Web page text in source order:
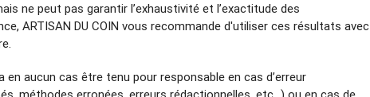
ne peut pas garantir l’exhaustivité et l’exactitude des
ARTISAN DU COIN vous recommande d'utiliser ces résultats avec
en aucun cas être tenu pour responsable en cas d’erreur